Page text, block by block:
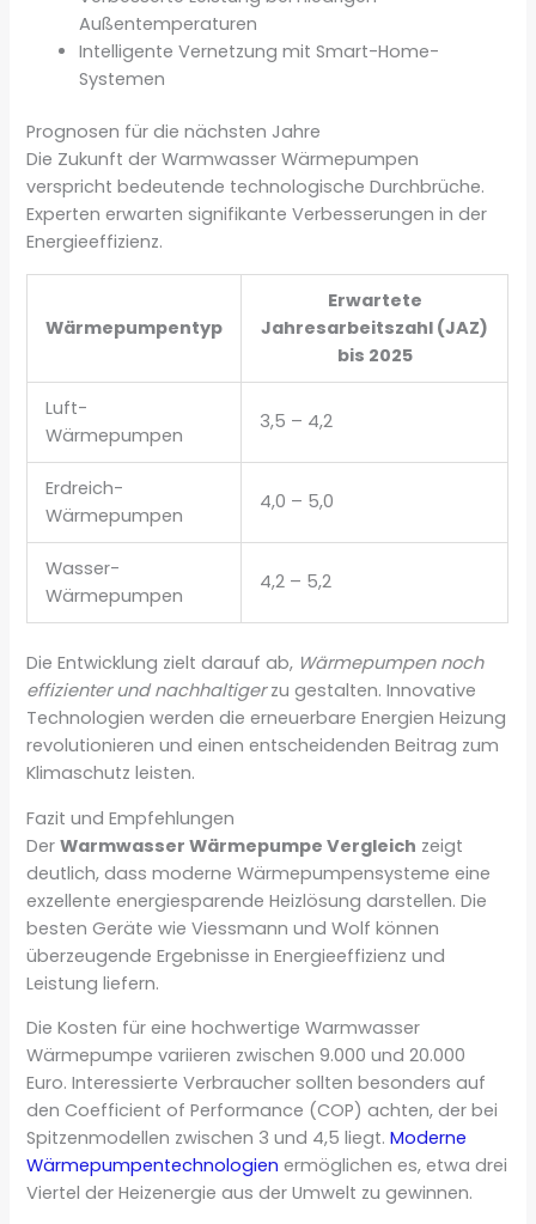
Außentemperaturen
Intelligente Vernetzung mit Smart-Home-
Systemen
Prognosen für die nächsten Jahre
Die Zukunft der Warmwasser Wärmepumpen
verspricht bedeutende technologische Durchbrüche.
Experten erwarten signifikante Verbesserungen in der
Energieeffizienz.
Wärmepumpentyp
Erwartete
Jahresarbeitszahl (JAZ)
bis 2025
Luft-
Wärmepumpen
3,5 – 4,2
Erdreich-
Wärmepumpen
4,0 – 5,0
Wasser-
Wärmepumpen
4,2 – 5,2
Die Entwicklung zielt darauf ab, Wärmepumpen noch
effizienter und nachhaltigerzu gestalten. Innovative
Technologien werden die erneuerbare Energien Heizung
revolutionieren und einen entscheidenden Beitrag zum
Klimaschutz leisten.
Fazit und Empfehlungen
DerWarmwasser Wärmepumpe Vergleich zeigt
deutlich, dass moderne Wärmepumpensysteme eine
exzellente energiesparende Heizlösung darstellen. Die
besten Geräte wie Viessmann und Wolf können
überzeugende Ergebnisse in Energieeffizienz und
Leistung liefern.
Die Kosten für eine hochwertige Warmwasser
Wärmepumpe variieren zwischen 9.000 und 20.000
Euro. Interessierte Verbraucher sollten besonders auf
den Coefficient of Performance (COP) achten, der bei
Spitzenmodellen zwischen 3 und 4,5 liegt.Moderne
Wärmepumpentechnologien ermöglichen es, etwa drei
Viertel der Heizenergie aus der Umwelt zu gewinnen.